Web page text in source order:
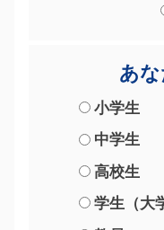
あ
小学生
中学生
高校生
学生（大